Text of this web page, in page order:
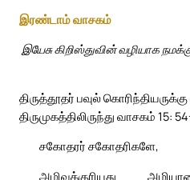
இரண்டாம் வாசகம்
இயேசு கிறிஸ்துவின் வழியாக
திருத்தூதர் பவுல்
திருமுகத்திலிருந்து வாசகம் 15:
சகோதரர் சகோதரிகளே,
அழிவுக்குரியது